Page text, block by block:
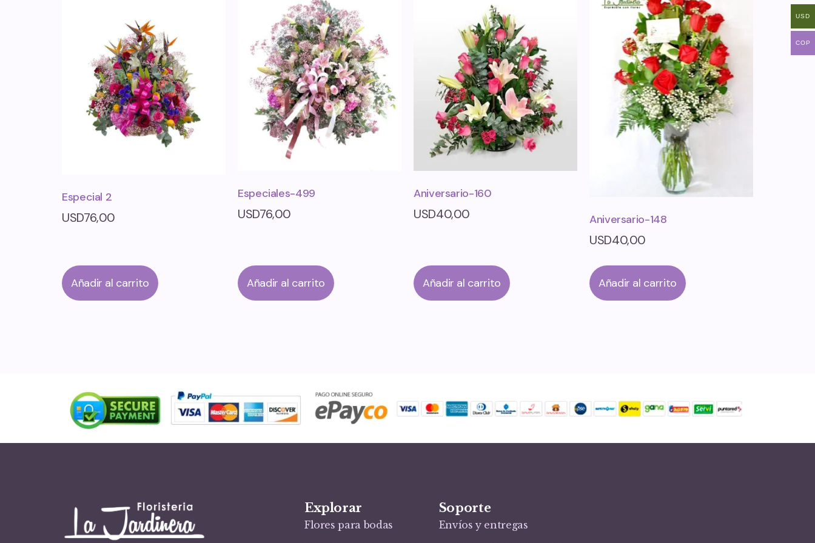
Especial 2
USD76,00
Añadir al carrito
Especiales-499
USD76,00
Añadir al carrito
Aniversario-160
USD40,00
Añadir al carrito
Aniversario-148
USD40,00
Añadir al carrito
Explorar
Flores para bodas
Soporte
Envíos y entregas
USD
COP